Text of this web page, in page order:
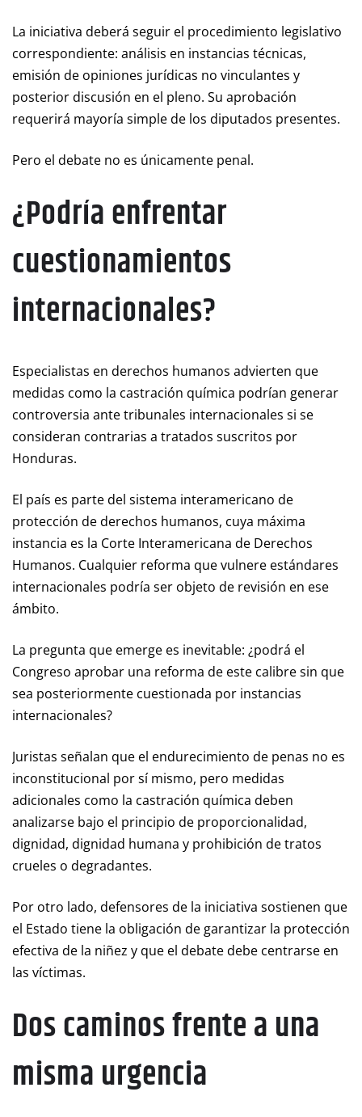
La iniciativa deberá seguir el procedimiento legislativo
correspondiente: análisis en instancias técnicas,
emisión de opiniones jurídicas no vinculantes y
posterior discusión en el pleno. Su aprobación
requerirá mayoría simple de los diputados presentes.
Pero el debate no es únicamente penal.
¿Podría enfrentar
cuestionamientos
internacionales?
Especialistas en derechos humanos advierten que
medidas como la castración química podrían generar
controversia ante tribunales internacionales si se
consideran contrarias a tratados suscritos por
Honduras.
El país es parte del sistema interamericano de
protección de derechos humanos, cuya máxima
instancia es la Corte Interamericana de Derechos
Humanos. Cualquier reforma que vulnere estándares
internacionales podría ser objeto de revisión en ese
ámbito.
La pregunta que emerge es inevitable: ¿podrá el
Congreso aprobar una reforma de este calibre sin que
sea posteriormente cuestionada por instancias
internacionales?
Juristas señalan que el endurecimiento de penas no es
inconstitucional por sí mismo, pero medidas
adicionales como la castración química deben
analizarse bajo el principio de proporcionalidad,
dignidad, dignidad humana y prohibición de tratos
crueles o degradantes.
Por otro lado, defensores de la iniciativa sostienen que
el Estado tiene la obligación de garantizar la protección
efectiva de la niñez y que el debate debe centrarse en
las víctimas.
Dos caminos frente a una
misma urgencia